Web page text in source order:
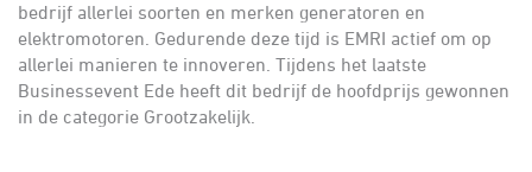
bedrijf allerlei soorten en merken generatoren en
elektromotoren. Gedurende deze tijd is EMRI actief om op
allerlei manieren te innoveren. Tijdens het laatste
Businessevent Ede heeft dit bedrijf de hoofdprijs gewonnen
in de categorie Grootzakelijk.